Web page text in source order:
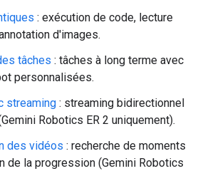
: exécution de code, lecture
d'images.
tâches : tâches à long terme avec
personnalisées.
streaming : streaming bidirectionnel
Robotics ER 2 uniquement).
des vidéos : recherche de moments
de la progression (Gemini Robotics